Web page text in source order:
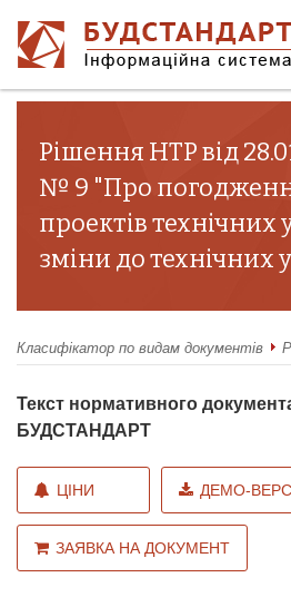
Рішення НТР від
№ 9 "Про
проектів технічних
зміни до технічних
Класифікатор по видам документів
Текст нормативного
БУДСТАНДАРТ
ЦІНИ ДЕМО-
ЗАЯВКА НА ДОКУМЕНТ